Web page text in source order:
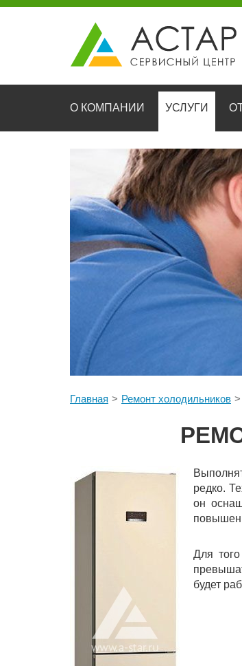
О КОМПАНИИ УСЛУГИ
Главная Ремонт холодильников
редко.
он
Для
будет